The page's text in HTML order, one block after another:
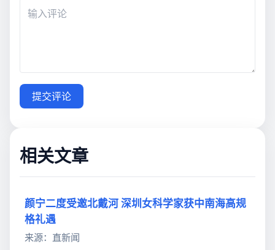
提交评论
相关文章
颜宁二度受邀北戴河 深圳女科学家获中南海高规
格礼遇
来源：直新闻